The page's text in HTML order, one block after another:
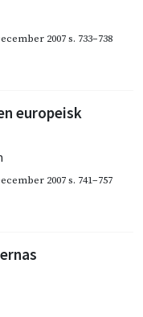
2007s. 733–738
europeisk
2007s. 741–757